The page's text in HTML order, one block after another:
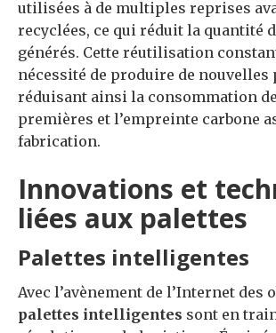
utilisées à de multiples reprises
recyclées, ce qui réduit la quantité
générés. Cette réutilisation
nécessité de produire de nouvelles
réduisant ainsi la consommation
premières et l’empreinte carbone
fabrication.
Innovations et
liées aux palettes
Palettes intelligentes
Avec l’avènement de l’Internet des
palettes intelligentes sont en